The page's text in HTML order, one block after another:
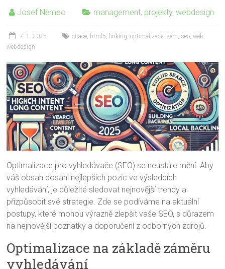
Josef Němec management, projekty,webdesign
7. 1. 2025 citace, html5, linking,optimalizace, sem, seo,web,
webdesign
Optimalizace pro vyhledávače (SEO) se neustále mění. Aby
váš obsah dosáhl nejlepších pozic ve výsledcích
vyhledávání, je důležité sledovat nejnovější trendy a
přizpůsobit své strategie. Zde se podíváme na aktuální
postupy, které mohou výrazně zlepšit vaše SEO, s důrazem
na nejnovější poznatky a doporučení z odborných zdrojů.
Optimalizace na základě záměru
vyhledávání